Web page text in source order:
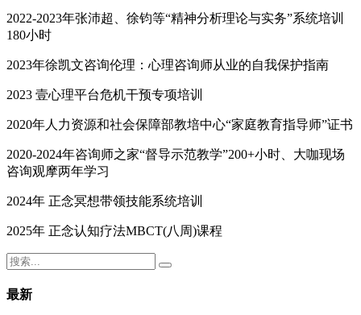
2022-2023年张沛超、徐钧等“精神分析理论与实务”系统培训
180小时
2023年徐凯文咨询伦理：心理咨询师从业的自我保护指南
2023 壹心理平台危机干预专项培训
2020年人力资源和社会保障部教培中心“家庭教育指导师”证书
2020-2024年咨询师之家“督导示范教学”200+小时、大咖现场
咨询观摩两年学习
2024年 正念冥想带领技能系统培训
2025年 正念认知疗法MBCT(八周)课程
最新